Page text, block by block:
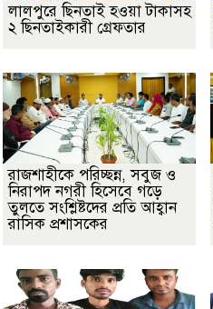
লালপুরে ছিনতাই হওয়া টাকাসহ
২ ছিনতাইকারী গ্রেফতার
রাজশাহীকে পরিচ্ছন্ন, সবুজ ও
নিরাপদ নগরী হিসেবে গড়ে
তুলতে সংশ্লিষ্টদের প্রতি আহ্বান
রাসিক প্রশাসকের